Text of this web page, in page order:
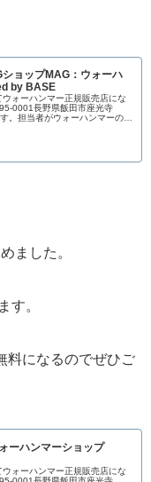
ョップMAG：ウォーハ
by BASE
ォーハンマー正規販売店にな
0001長野県飯田市座光寺
。担当者がウォーハンマーのブ
ました。
す。
料になるのでぜひご
ーハンマーショップ
ォーハンマー正規販売店にな